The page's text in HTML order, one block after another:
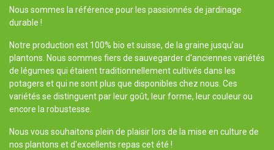
Nous sommes la référence pour les passionnés de jardinage
durable !
Notre production est 100% bio et suisse, de la graine jusqu'au
plantons. Nous sommes fiers de sauvegarder d'anciennes variétés
de légumes qui étaient traditionnellement cultivés dans les
potagers et qui ne sont plus que disponibles chez nous. Ces
variétés se distinguent par leur goût, leur forme, leur couleur ou
encore la robustesse.
Nous vous souhaitons plein de plaisir lors de la mise en culture de
nos plantons et d'excellents repas cet été !